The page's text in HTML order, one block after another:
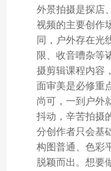
外景拍摄是探店
视频的主要创作
同，户外存在光
限、收音嘈杂等
摄剪辑课程内容
面审美是必修重
尚可，一到户外
抖动，辛苦拍摄
分创作者只会基
构图普通、色彩
脱颖而出。想要